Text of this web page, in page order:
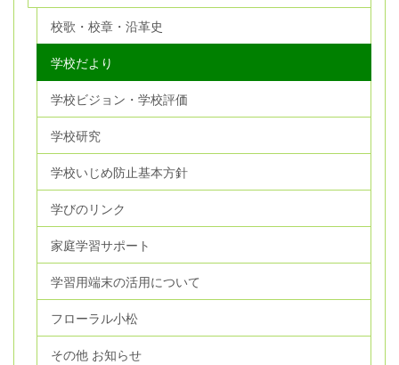
校歌・校章・沿革史
学校だより
学校ビジョン・学校評価
学校研究
学校いじめ防止基本方針
学びのリンク
家庭学習サポート
学習用端末の活用について
フローラル小松
その他 お知らせ